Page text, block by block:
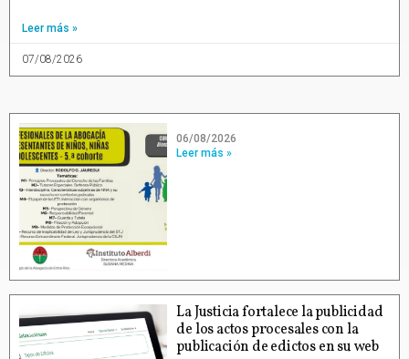
Leer más »
07/08/2026
06/08/2026
Leer más »
La Justicia fortalece la publicidad
de los actos procesales con la
publicación de edictos en su web